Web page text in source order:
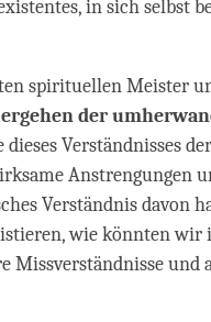
in sich selbst
spirituellen Meister
der
Verständnisses
Anstrengungen
Verständnis davon
wie könnten wir
und